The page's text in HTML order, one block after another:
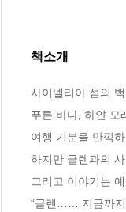
책소개
사이넬리아 섬의
푸른 바다, 하얀 모
여행 기분을 만끽
하지만 글렌과의
그리고 이야기는
“글렌…… 지금까